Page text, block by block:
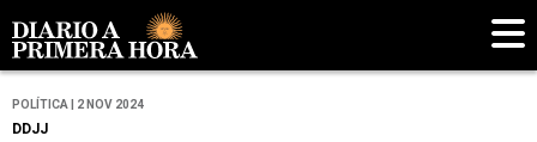
POLÍTICA | 2 NOV 2024
DDJJ